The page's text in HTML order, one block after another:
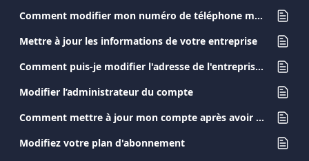
Comment modifier mon numéro de téléphone mobile enregistré ?
Mettre à jour les informations de votre entreprise
Comment puis-je modifier l'adresse de l'entreprise dans mes coordonnées ?
Modifier l’administrateur du compte
Comment mettre à jour mon compte après avoir changé de pièce d’identité ?
Modifiez votre plan d'abonnement